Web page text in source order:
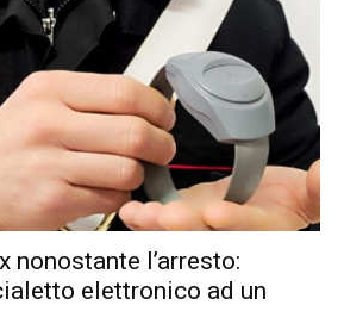
nonostante l’arresto:
elettronico ad un